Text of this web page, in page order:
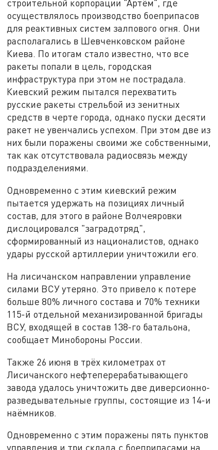
строительной корпорации "Артём", где
осуществлялось производство боеприпасов
для реактивных систем залпового огня. Они
располагались в Шевченковском районе
Киева. По итогам стало известно, что все
ракеты попали в цель, городская
инфраструктура при этом не пострадала.
Киевский режим пытался перехватить
русские ракеты стрельбой из зенитных
средств в черте города, однако пуски десяти
ракет не увенчались успехом. При этом две из
них были поражены своими же собственными,
так как отсутствовала радиосвязь между
подразделениями.
Одновременно с этим киевский режим
пытается удержать на позициях личный
состав, для этого в районе Волчеяровки
дислоцировался "заградотряд",
сформированный из националистов, однако
удары русской артиллерии уничтожили его.
На лисичанском направлении управление
силами ВСУ утеряно. Это привело к потере
больше 80% личного состава и 70% техники
115-й отдельной механизированной бригады
ВСУ, входящей в состав 138-го батальона,
сообщает Минобороны России.
Также 26 июня в трёх километрах от
Лисичанского нефтеперерабатывающего
завода удалось уничтожить две диверсионно-
разведывательные группы, состоящие из 14-и
наёмников.
Одновременно с этим поражены пять пунктов
управления и три склада с боеприпасами на